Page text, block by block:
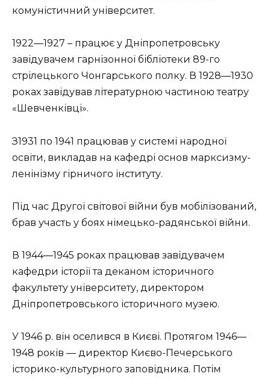
комуністичний університет.
1922—1927 – працює у Дніпропетровську
завідувачем гарнізонної бібліотеки 89-го
стрілецького Чонгарського полку. В 1928—1930
роках завідував літературною частиною театру
«Шевченківці».
З1931 по 1941 працював у системі народної
освіти, викладав на кафедрі основ марксизму-
ленінізму гірничого інституту.
Під час Другої світової війни був мобілізований,
брав участь у боях німецько-радянської війни.
В 1944—1945 роках працював завідувачем
кафедри історії та деканом історичного
факультету університету, директором
Дніпропетровського історичного музею.
У 1946 р. він оселився в Києві. Протягом 1946—
1948 років — директор Києво-Печерського
історико-культурного заповідника. Потім